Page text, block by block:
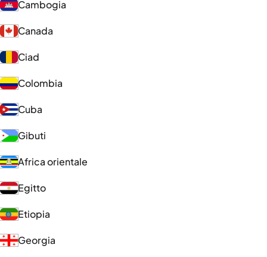
Cambogia
Canada
Ciad
Colombia
Cuba
Gibuti
Africa orientale
Egitto
Etiopia
Georgia